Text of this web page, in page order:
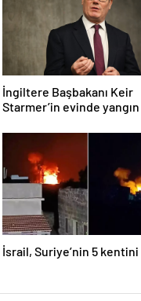
İngiltere Başbakanı Keir
Starmer’in evinde yangın
İsrail, Suriye’nin 5